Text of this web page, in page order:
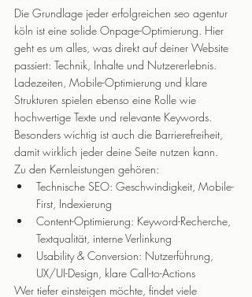
Die Grundlage jeder erfolgreichen seo agentur
köln ist eine solide Onpage-Optimierung. Hier
geht es um alles, was direkt auf deiner Website
passiert: Technik, Inhalte und Nutzererlebnis.
Ladezeiten, Mobile-Optimierung und klare
Strukturen spielen ebenso eine Rolle wie
hochwertige Texte und relevante Keywords.
Besonders wichtig ist auch die Barrierefreiheit,
damit wirklich jeder deine Seite nutzen kann.
Zu den Kernleistungen gehören:
Technische SEO: Geschwindigkeit, Mobile-
First, Indexierung
Content-Optimierung: Keyword-Recherche,
Textqualität, interne Verlinkung
Usability & Conversion: Nutzerführung,
UX/UI-Design, klare Call-to-Actions
Wer tiefer einsteigen möchte, findet viele